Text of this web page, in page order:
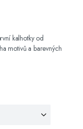
kalhotky od
motivů a barevných